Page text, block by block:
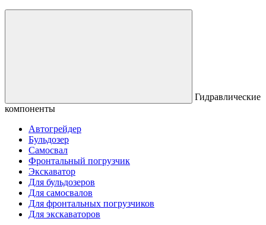
Гидравлические
компоненты
Автогрейдер
Бульдозер
Самосвал
Фронтальный погрузчик
Экскаватор
Для бульдозеров
Для самосвалов
Для фронтальных погрузчиков
Для экскаваторов